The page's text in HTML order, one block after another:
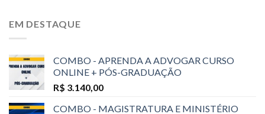
EM DESTAQUE
COMBO - APRENDA A ADVOGAR CURSO
ONLINE + PÓS-GRADUAÇÃO
R$ 3.140,00
COMBO - MAGISTRATURA E MINISTÉRIO